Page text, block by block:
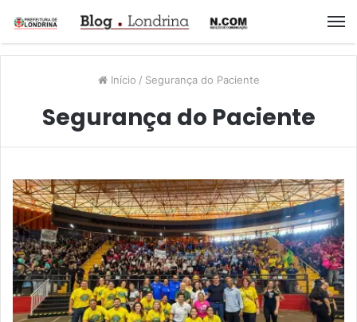
Início / Segurança do Paciente
Segurança do Paciente